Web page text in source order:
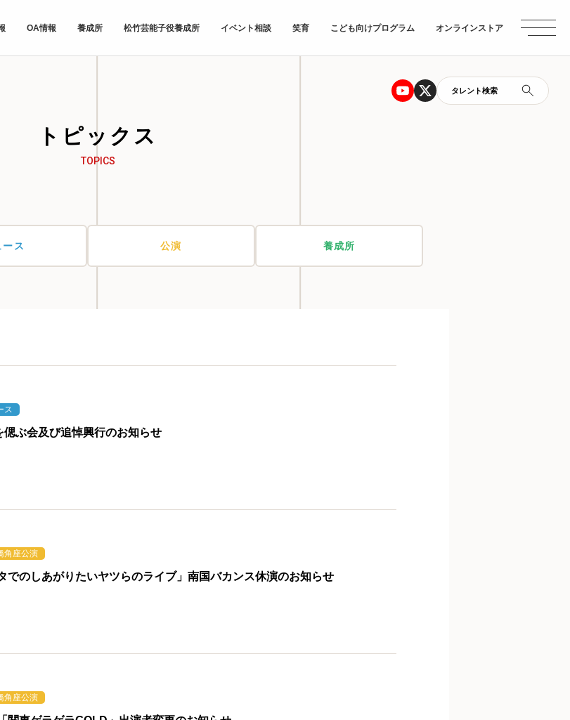
OA情報 養成所 松竹芸能子役養成所 イベント相談 笑育 こども向けプログラム オンラインストア
タレント検索
トピックス
TOPICS
ース 公演 養成所
ス
偲ぶ会及び追悼興行のお知らせ
角座公演
でのしあがりたいヤツらのライブ」南国バカンス休演のお知らせ
角座公演